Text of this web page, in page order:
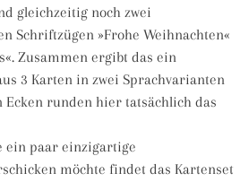
gleichzeitig noch zwei
Schriftzügen »Frohe Weihnachten«
Zusammen ergibt das ein
3 Karten in zwei Sprachvarianten
runden hier tatsächlich das
ein paar einzigartige
möchte findet das Kartenset